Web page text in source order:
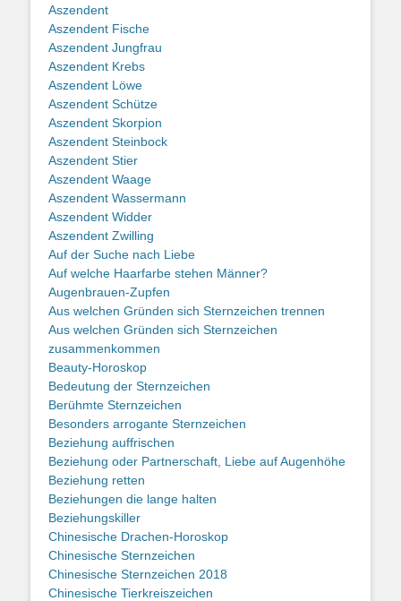
Aszendent
Aszendent Fische
Aszendent Jungfrau
Aszendent Krebs
Aszendent Löwe
Aszendent Schütze
Aszendent Skorpion
Aszendent Steinbock
Aszendent Stier
Aszendent Waage
Aszendent Wassermann
Aszendent Widder
Aszendent Zwilling
Auf der Suche nach Liebe
Auf welche Haarfarbe stehen Männer?
Augenbrauen-Zupfen
Aus welchen Gründen sich Sternzeichen trennen
Aus welchen Gründen sich Sternzeichen
zusammenkommen
Beauty-Horoskop
Bedeutung der Sternzeichen
Berühmte Sternzeichen
Besonders arrogante Sternzeichen
Beziehung auffrischen
Beziehung oder Partnerschaft, Liebe auf Augenhöhe
Beziehung retten
Beziehungen die lange halten
Beziehungskiller
Chinesische Drachen-Horoskop
Chinesische Sternzeichen
Chinesische Sternzeichen 2018
Chinesische Tierkreiszeichen